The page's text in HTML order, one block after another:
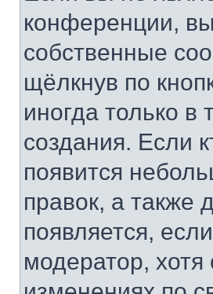
конференции,
собственные
щёлкнув по
иногда только в
создания. Если
появится
правок, а также
появляется,
модератор,